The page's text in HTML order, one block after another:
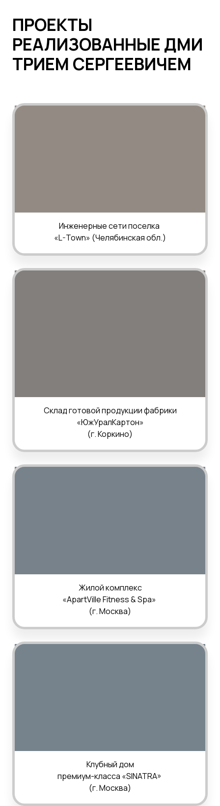
ПРОЕКТЫ
РЕАЛИЗОВАННЫЕ ДМИ
ТРИЕМ СЕРГЕЕВИЧЕМ
Инженерные сети поселка
«L-Town» (Челябинская обл.)
Склад готовой продукции фабрики
«ЮжУралКартон»
(г. Коркино)
Жилой комплекс
«ApartVille Fitness & Spa»
(г.Москва)
Клубный дом
премиум-класса «SINATRA»
(г.Москва)